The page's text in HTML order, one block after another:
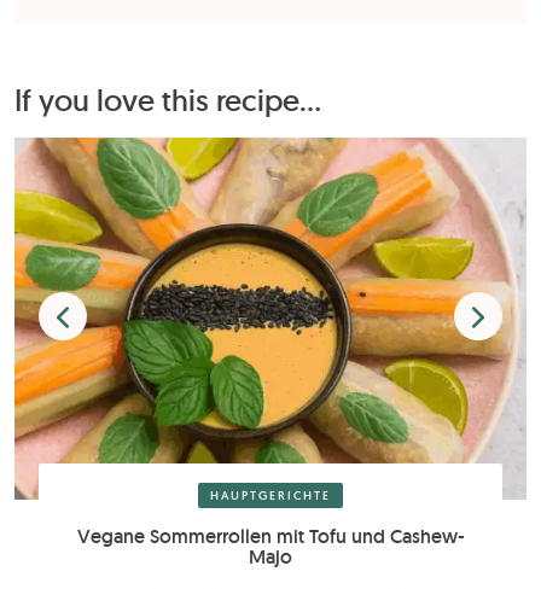
If you love this recipe...
HAUPTGERICHTE
Vegane Sommerrollen mit Tofu und Cashew-
Majo